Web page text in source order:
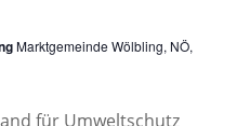
Marktgemeinde Wölbling, NÖ,